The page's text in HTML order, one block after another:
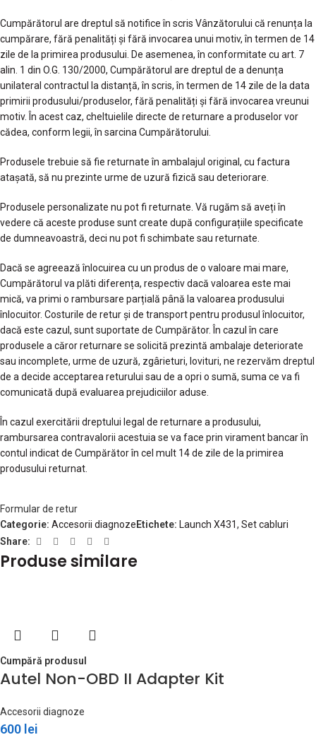
Cumpărătorul are dreptul să notifice în scris Vânzătorului că renunța la
cumpărare, fără penalități şi fără invocarea unui motiv, în termen de 14
zile de la primirea produsului. De asemenea, în conformitate cu art. 7
alin. 1 din O.G. 130/2000, Cumpărătorul are dreptul de a denunța
unilateral contractul la distanță, în scris, în termen de 14 zile de la data
primirii produsului/produselor, fără penalități și fără invocarea vreunui
motiv. În acest caz, cheltuielile directe de returnare a produselor vor
cădea, conform legii, în sarcina Cumpărătorului.
Produsele trebuie să fie returnate în ambalajul original, cu factura
atașată, să nu prezinte urme de uzură fizică sau deteriorare.
Produsele personalizate nu pot fi returnate. Vă rugăm să aveți în
vedere că aceste produse sunt create după configurațiile specificate
de dumneavoastră, deci nu pot fi schimbate sau returnate.
Dacă se agreează înlocuirea cu un produs de o valoare mai mare,
Cumpărătorul va plăti diferența, respectiv dacă valoarea este mai
mică, va primi o rambursare parțială până la valoarea produsului
înlocuitor. Costurile de retur și de transport pentru produsul înlocuitor,
dacă este cazul, sunt suportate de Cumpărător. În cazul în care
produsele a căror returnare se solicită prezintă ambalaje deteriorate
sau incomplete, urme de uzură, zgârieturi, lovituri, ne rezervăm dreptul
de a decide acceptarea returului sau de a opri o sumă, suma ce va fi
comunicată după evaluarea prejudiciilor aduse.
În cazul exercitării dreptului legal de returnare a produsului,
rambursarea contravalorii acestuia se va face prin virament bancar în
contul indicat de Cumpărător în cel mult 14 de zile de la primirea
produsului returnat.
Formular de retur
Categorie: Accesorii diagnozeEtichete: Launch X431, Set cabluri
Share:
Produse similare
Cumpără produsul
Autel Non-OBD II Adapter Kit
Accesorii diagnoze
600 lei